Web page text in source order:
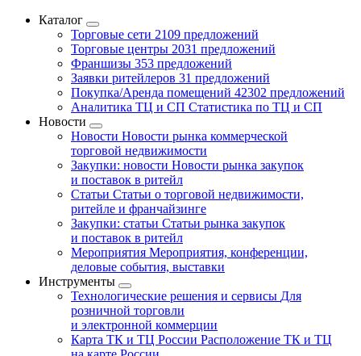
Каталог
Торговые сети 2109 предложений
Торговые центры 2031 предложений
Франшизы 353 предложений
Заявки ритейлеров 31 предложений
Покупка/Аренда помещений 42302 предложений
Аналитика ТЦ и СП Статистика по ТЦ и СП
Новости
Новости Новости рынка коммерческой
торговой недвижимости
Закупки: новости Новости рынка закупок
и поставок в ритейл
Статьи Статьи о торговой недвижимости,
ритейле и франчайзинге
Закупки: статьи Статьи рынка закупок
и поставок в ритейл
Мероприятия Мероприятия, конференции,
деловые события, выставки
Инструменты
Технологические решения и сервисы Для
розничной торговли
и электронной коммерции
Карта ТК и ТЦ России Расположение ТК и ТЦ